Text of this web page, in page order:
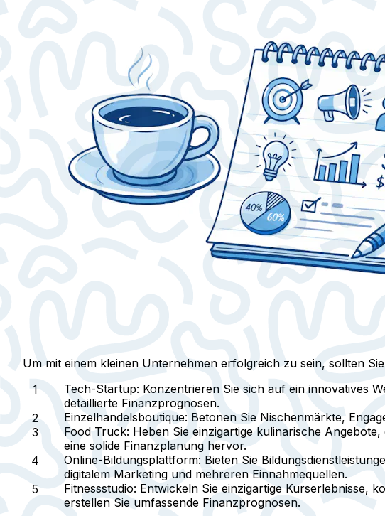
Um mit einem kleinen Unternehmen erfolgreich zu sein, sollten
Tech-Startup: Konzentrieren Sie sich auf ein innovatives
detaillierte Finanzprognosen.
Einzelhandelsboutique: Betonen Sie Nischenmärkte,
Food Truck: Heben Sie einzigartige kulinarische
eine solide Finanzplanung hervor.
Online-Bildungsplattform: Bieten Sie
digitalem Marketing und mehreren Einnahmequellen.
Fitnessstudio: Entwickeln Sie einzigartige Kurserlebnisse,
erstellen Sie umfassende Finanzprognosen.